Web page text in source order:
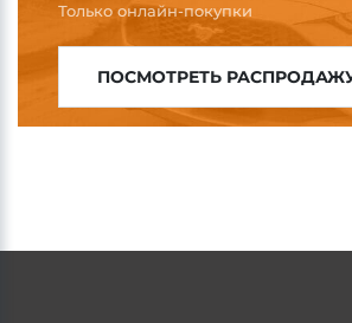
Только онлайн-покупки
ПОСМОТРЕТЬ